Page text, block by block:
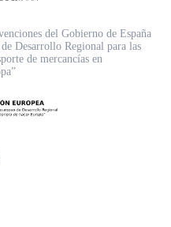
del Gobierno de España
Desarrollo Regional para las
de mercancías en